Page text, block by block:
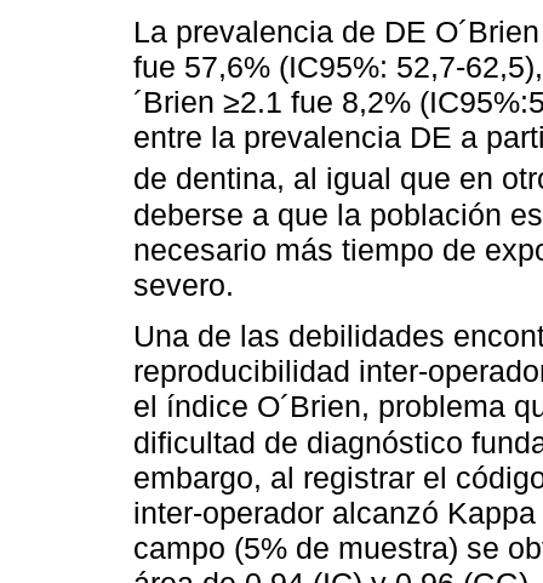
La prevalencia de DE
fue 57,6% (IC95%: 52,7-
´Brien ≥2.1 fue 8,2%
entre la prevalencia DE a
de dentina, al igual que en
deberse a que la población
necesario más tiempo de
severo.
Una de las debilidades
reproducibilidad inter-
el índice O´Brien, problema
dificultad de diagnóstico
embargo, al registrar el
inter-operador alcanzó
campo (5% de muestra) se